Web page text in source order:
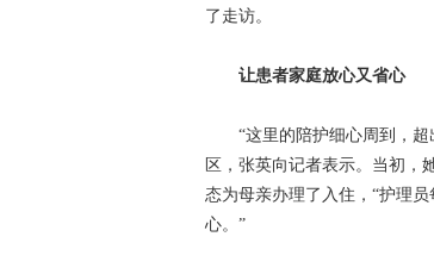
了走访。
让患者家庭放心又省心
“这里的陪护细心周到，超
区，张英向记者表示。当初，
态为母亲办理了入住，“护理
心。”